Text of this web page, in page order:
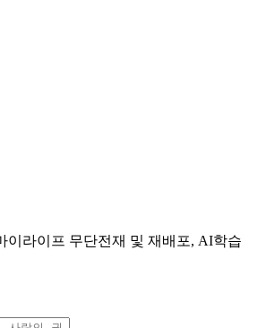
라이프 무단전재 및 재배포, AI학습